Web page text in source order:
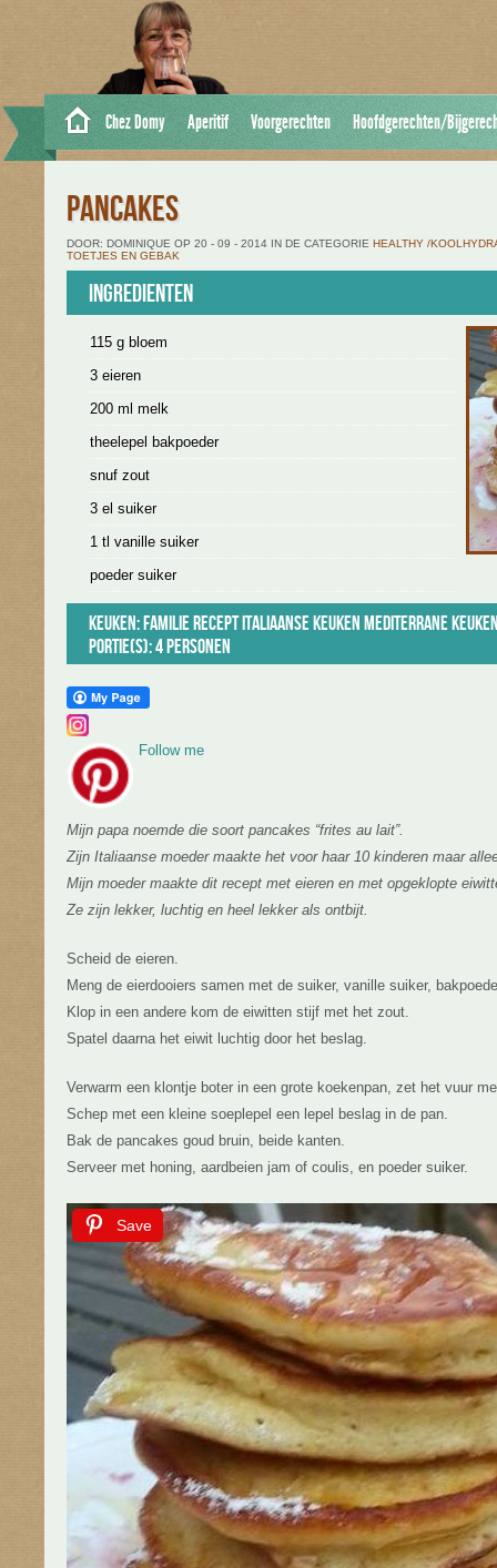
Chez Domy Aperitif Voorgerechten Hoofdgerechten/
PANCAKES
DOOR: DOMINIQUE OP 20 - 09 - 2014 IN DE CATEGORIE HEALTHY /
TOETJES EN GEBAK
Ingredienten
115 g bloem
3 eieren
200 ml melk
theelepel bakpoeder
snuf zout
3 el suiker
1 tl vanille suiker
poeder suiker
Keuken: Familie recept Italiaanse keuken Mediterrane
Portie(s): 4 personen
Follow me
Mijn papa noemde die soort pancakes “frites au lait”.
Zijn Italiaanse moeder maakte het voor haar 10 kinderen maar
Mijn moeder maakte dit recept met eieren en met opgeklopte
Ze zijn lekker, luchtig en heel lekker als ontbijt.
Scheid de eieren.
Meng de eierdooiers samen met de suiker, vanille suiker,
Klop in een andere kom de eiwitten stijf met het zout.
Spatel daarna het eiwit luchtig door het beslag.
Verwarm een klontje boter in een grote koekenpan, zet het vuur
Schep met een kleine soeplepel een lepel beslag in de pan.
Bak de pancakes goud bruin, beide kanten.
Serveer met honing, aardbeien jam of coulis, en poeder suiker.
Save